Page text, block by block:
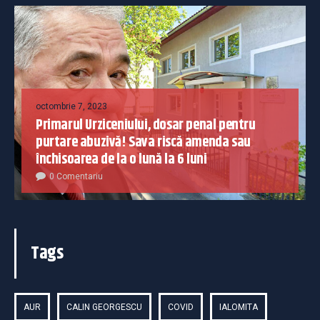
octombrie 7, 2023
Primarul Urziceniului, dosar penal pentru
purtare abuzivă! Sava riscă amenda sau
închisoarea de la o lună la 6 luni
0 Comentariu
Tags
AUR CALIN GEORGESCU COVID IALOMITA